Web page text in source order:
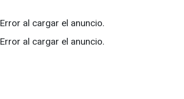
Error al cargar el anuncio.
Error al cargar el anuncio.